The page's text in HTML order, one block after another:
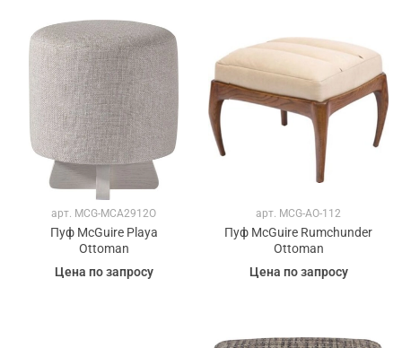
арт. MCG-MCA2912O
Пуф McGuire Playa
Ottoman
Цена по запросу
арт. MCG-AO-112
Пуф McGuire Rumchunder
Ottoman
Цена по запросу